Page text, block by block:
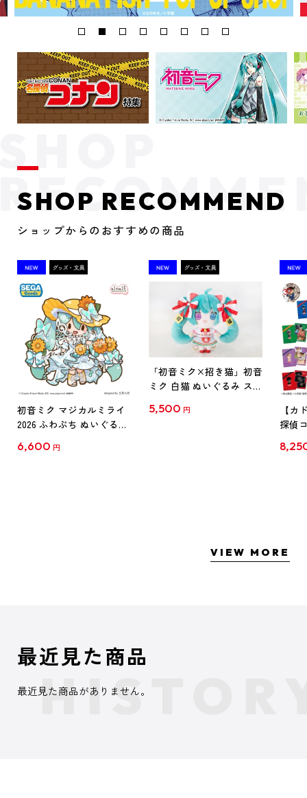
SHOP RECOMMEND
ショップからのおすすめの商品
初音ミク マジカルミライ
2026 ふわぷち ぬいぐるみ
6,600 円
「初音ミク×招き猫」初音
ミク 白猫 ぬいぐるみ スタ
5,500 円
【カ
探偵
クリ
VIEW MORE
最近見た商品
最近見た商品がありません。